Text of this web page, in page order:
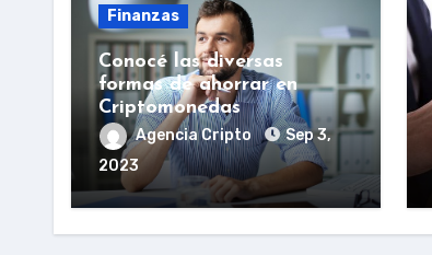
Finanzas
Conocé las diversas
formas de ahorrar en
Criptomonedas
Agencia Cripto
Sep 3,
2023